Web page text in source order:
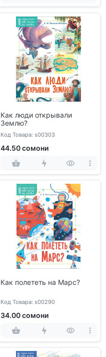
Как люди открывали
Землю?
Код Товара: s00303
44.50 сомони
Как полететь на Марс?
Код Товара: s00290
34.00 сомони